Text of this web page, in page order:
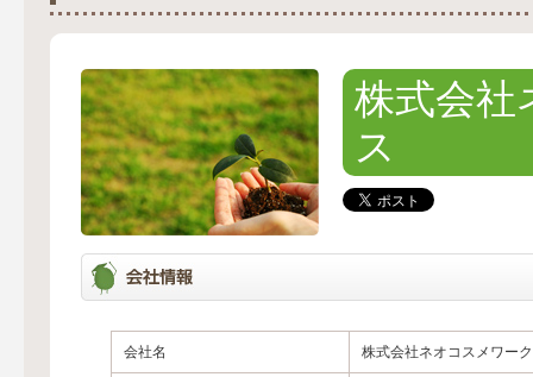
株式会社
ス
会社名 株式会社ネオコスメワー